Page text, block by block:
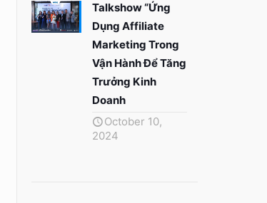
Talkshow “Ứng
Dụng Affiliate
Marketing Trong
Vận Hành Để Tăng
Trưởng Kinh
Doanh
October 10,
2024